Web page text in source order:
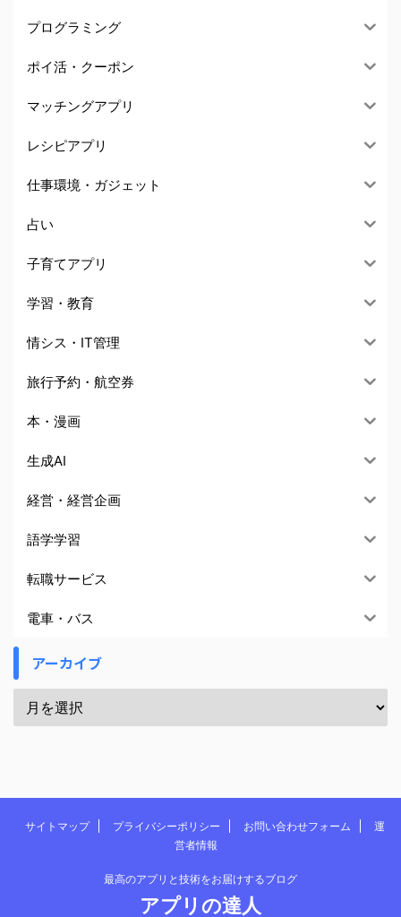
プログラミング
ポイ活・クーポン
マッチングアプリ
レシピアプリ
仕事環境・ガジェット
占い
子育てアプリ
学習・教育
情シス・IT管理
旅行予約・航空券
本・漫画
生成AI
経営・経営企画
語学学習
転職サービス
電車・バス
アーカイブ
サイトマップ プライバシーポリシー お問い合わせフォーム
運
営者情報
最高のアプリと技術をお届けするブログ
アプリの達人